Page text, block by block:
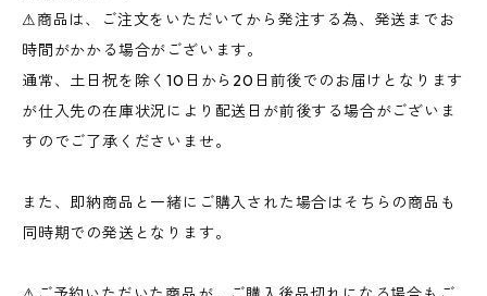
⚠︎商品は、ご注文をいただいてから発注する為、発送までお
時間がかかる場合がございます。
通常、土日祝を除く10日から20日前後でのお届けとなります
が仕入先の在庫状況により配送日が前後する場合がございま
すのでご了承くださいませ。
また、即納商品と一緒にご購入された場合はそちらの商品も
同時期での発送となります。